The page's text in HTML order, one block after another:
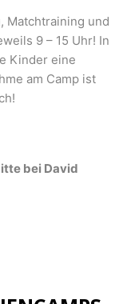
Matchtraining und
9 – 15 Uhr! In
Kinder eine
am Camp ist
bei David